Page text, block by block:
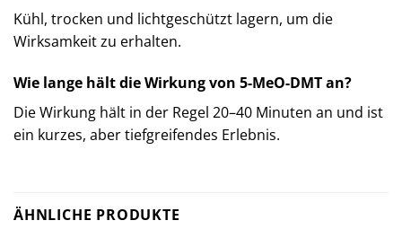
Kühl, trocken und lichtgeschützt lagern, um die
Wirksamkeit zu erhalten.
Wie lange hält die Wirkung von 5-MeO-DMT an?
Die Wirkung hält in der Regel 20–40 Minuten an und ist
ein kurzes, aber tiefgreifendes Erlebnis.
ÄHNLICHE PRODUKTE